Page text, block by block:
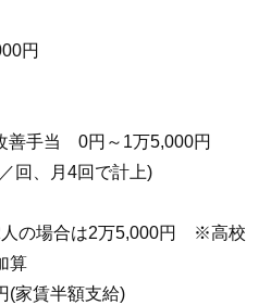
円
善手当 0円～1万5,000円
回、月4回で計上)
の場合は2万5,000円 ※高校
算
家賃半額支給)